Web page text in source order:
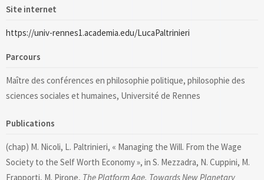
Site internet
https://univ-rennes1.academia.edu/LucaPaltrinieri
Parcours
Maître des conférences en philosophie politique, philosophie des
sciences sociales et humaines, Université de Rennes
Publications
(chap) M. Nicoli, L. Paltrinieri, « Managing the Will. From the Wage
Society to the Self Worth Economy », in S. Mezzadra, N. Cuppini, M.
Frapporti, M. Pirone, The Platform Age. Towards New Planetary